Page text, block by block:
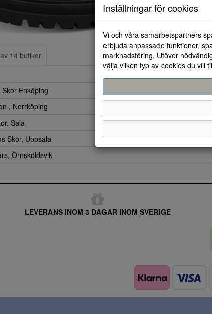
14 butiker
Enköping
, Norrköping
Sala
Skor, Uppsala
Örnsköldsvik
LEVERANS INOM 3 DAGAR INOM SVERIGE
Inställningar för cookies
Vi och våra samarbetspartners
erbjuda anpassade funktioner,
marknadsföring. Utöver
välja vilken typ av cookies du vill